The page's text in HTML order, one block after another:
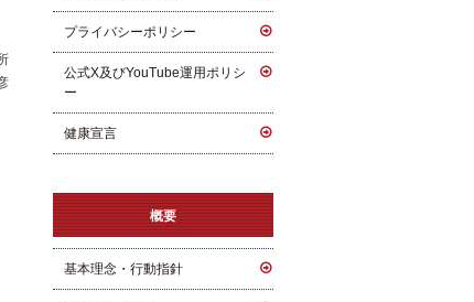
プライバシーポリシー
公式X及びYouTube運用ポリシ
ー
健康宣言
概要
基本理念・行動指針